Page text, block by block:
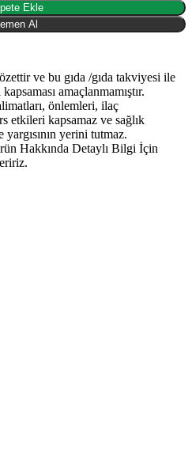
Ekle
Al
ve bu gıda /gıda takviyesi ile
amaçlanmamıştır.
önlemleri, ilaç
etkileri kapsamaz ve sağlık
yargısının yerini tutmaz.
Hakkında Detaylı Bilgi İçin